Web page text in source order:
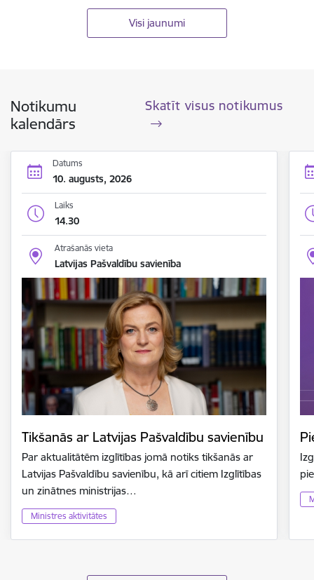
Visi jaunumi
Notikumu
kalendārs
Skatīt visus notikumus
Datums
10. augusts, 2026
Laiks
14.30
Atrašanās vieta
Latvijas Pašvaldību savienība
Tikšanās ar Latvijas Pašvaldību savienību
Par aktualitātēm izglītības jomā notiks tikšanās ar
Latvijas Pašvaldību savienību, kā arī citiem Izglītības
un zinātnes ministrijas…
Ministres aktivitātes